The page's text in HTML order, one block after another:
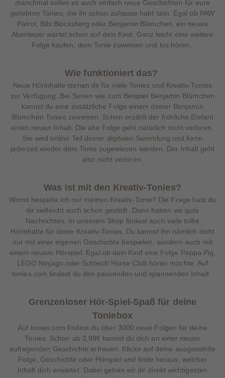
manchmal sollen es auch einfach neue Geschichten für eure
geliebten Tonies, die ihr schon zuhause habt sein. Egal ob PAW
Patrol, Bibi Blocksberg oder Benjamin Blümchen, ein neues
Abenteuer wartet schon auf dein Kind. Ganz leicht eine weitere
Folge kaufen, dem Tonie zuweisen und los hören.
Wie funktioniert das?
Neue Hörinhalte stehen dir für viele Tonies und Kreativ-Tonies
zur Verfügung. Bei Serien wie zum Beispiel Benjamin Blümchen
kannst du eine zusätzliche Folge einem deiner Benjamin
Blümchen Tonies zuweisen. Schon erzählt der fröhliche Elefant
einen neuen Inhalt. Die alte Folge geht natürlich nicht verloren.
Sie wird online Teil deiner digitalen Sammlung und kann
jederzeit wieder dem Tonie zugewiesen werden. Der Inhalt geht
also nicht verloren.
Was ist mit den Kreativ-Tonies?
Womit bespiele ich nur meinen Kreativ-Tonie? Die Frage hast du
dir vielleicht auch schon gestellt. Dann haben wir gute
Nachrichten: In unserem Shop findest auch viele tollte
Hörinhalte für deine Kreativ-Tonies. Du kannst ihn nämlich nicht
nur mit einer eigenen Geschichte bespielen, sondern auch mit
einem neuem Hörspiel. Egal ob dein Kind eine Folge Peppa Pig,
LEGO Ninjago oder Schleich Horse Club hören möchte. Auf
tonies.com findest du den passenden und spannenden Inhalt.
Grenzenloser Hör-Spiel-Spaß für deine
Toniebox
Auf tonies.com findest du über 3000 neue Folgen für deine
Tonies. Schon ab 2,99€ kannst du dich an einer neuen
aufregenden Geschichte erfreuen. Klicke auf deine ausgewählte
Folge, Geschichte oder Hörspiel und finde heraus, welcher
Inhalt dich erwartet. Dabei geben wir dir direkt wichtigesten